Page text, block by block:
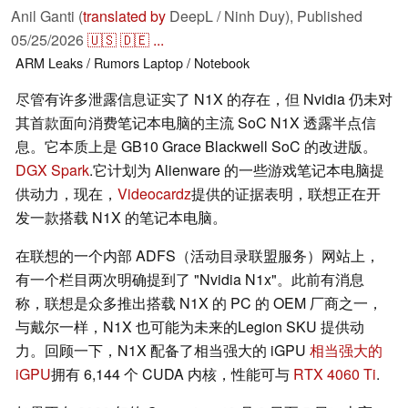
Anil Ganti (translated by DeepL / Ninh Duy), Published
05/25/2026🇺🇸🇩🇪 ...
ARM Leaks / Rumors Laptop / Notebook
尽管有许多泄露信息证实了 N1X 的存在，但 Nvidia 仍未对
其首款面向消费笔记本电脑的主流 SoC N1X 透露半点信
息。它本质上是 GB10 Grace Blackwell SoC 的改进版。
DGX Spark.它计划为 Alienware 的一些游戏笔记本电脑提
供动力，现在， Videocardz提供的证据表明，联想正在开
发一款搭载 N1X 的笔记本电脑。
在联想的一个内部 ADFS（活动目录联盟服务）网站上，
有一个栏目两次明确提到了 "Nvidia N1x"。此前有消息
称，联想是众多推出搭载 N1X 的 PC 的 OEM 厂商之一，
与戴尔一样，N1X 也可能为未来的Legion SKU 提供动
力。回顾一下，N1X 配备了相当强大的 iGPU 相当强大的
iGPU拥有 6,144 个 CUDA 内核，性能可与 RTX 4060 Ti.